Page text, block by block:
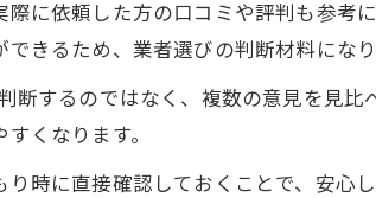
に依頼した方の口コミや評判も参考
きるため、業者選びの判断材料になり
断するのではなく、複数の意見を見
くなります。
時に直接確認しておくことで、安心